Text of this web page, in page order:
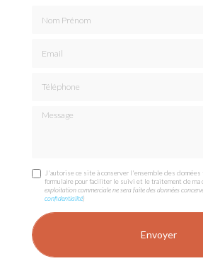
Message
J'autorise ce site à conserver l'ensemble des données
formulaire pour faciliter le suivi et le traitement de ma
exploitation commerciale ne sera faite des données
confidentialité)